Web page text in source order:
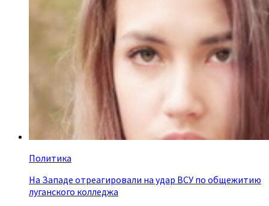
Политика
На Западе отреагировали на удар ВСУ по общежитию
луганского колледжа